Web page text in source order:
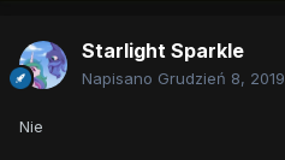
Starlight Sparkle
Napisano Grudzień 8, 2019
Nie